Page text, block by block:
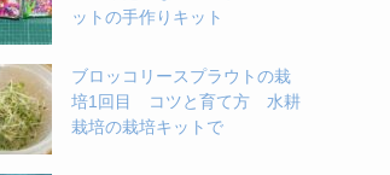
ットの手作りキット
ブロッコリースプラウトの栽
培1回目 コツと育て方 水耕
栽培の栽培キットで